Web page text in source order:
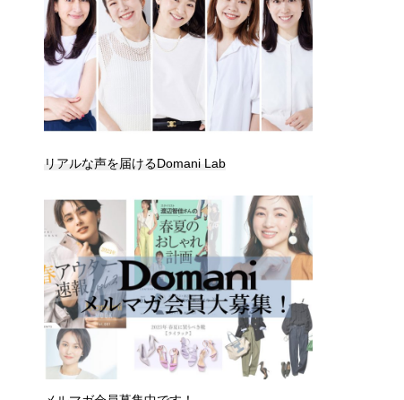
リアルな声を届けるDomani Lab